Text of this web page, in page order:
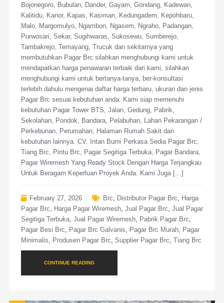
Bojonegoro, Bubulan, Dander, Gayam, Gondang, Kadewan,
Kalitidu, Kanor, Kapas, Kasiman, Kedungadem, Kepohbaru,
Malo, Margomulyo, Ngambon, Ngasem, Ngraho, Padangan,
Purwosari, Sekar, Sugihwaras, Sukosewu, Sumberejo,
Tambakrejo, Temayang, Trucuk dan sekitarnya yang
membutuhkan Pagar Brc silahkan menghubungi kami untuk
mendapatkan harga penawaran terbaik dari kami, silahkan
menghubungi kami untuk bertanya-tanya, ber-konsultasi
terlebih dahulu mengenai daftar harga terbaru, ukuran dan jenis
Pagar Brc sesuai kebutuhan anda. Kami siap memenuhi
kebutuhan Pagar Tower BTS, Jalan, Gedung, Pabrik,
Sekolahan, Pondok, Bandara, Pelabuhan, Lahan Pekarangan /
Perkebunan, Perumahan, Halaman Rumah Sakit dan
kebutuhan lainnya. CV. Intan Bumi Perkasa Sedia Pagar Brc,
Tiang Brc, Pintu Brc, Pagar Segitiga Terbuka, Pagar Bandara,
Pagar Wiremesh Yang Ready Stock Dengan Harga Terjangkau
Untuk Beragam Keperluan Proyek Anda. Kami Juga […]
February 27, 2026 Brc Distributor Pagar Brc
Harga
Pagar Brc
Harga Pagar Wiremesh, Jual Pagar Brc Jual Pagar
Segitiga Terbuka, Jual Pagar Wiremesh, Pabrik Pagar Brc
Pagar Besi Brc
Pagar Brc Galvanis Pagar Brc Murah,
Pagar
Minimalis
Produsen Pagar Brc Supplier Pagar Brc Tiang Brc
CONTINUE READING